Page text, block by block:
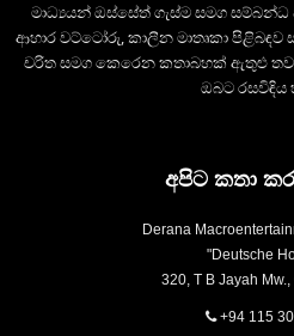
මාධ්‍යයන් ඔස්සේත් ගැස්ම සමග
ආහාර වට්ටෝරු, කාලීන මාතෘකා
චරිත සමග කෙරෙන කතාබහක් ඇතුළු
ඔබට රසවිඳිය
අපිට කතා
Derana
"Deutsche
320, T B Jayah
+94 115